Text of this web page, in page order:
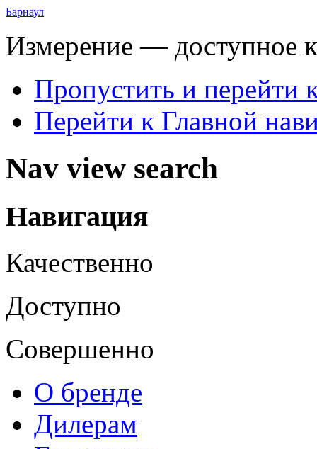
Барнаул
Измерение — доступное
Пропустить и перейти
Перейти к Главной
Nav view search
Навигация
Качественно
Доступно
Совершенно
О бренде
Дилерам